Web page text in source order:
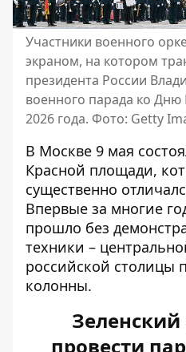
Участники военного
экраном, на котором
президента России
военного парада ко
2026 года. Фото: Getty
В Москве 9 мая
Красной площади,
существенно
Впервые за многие
прошло без
техники –
российской столицы
колонны.
провести